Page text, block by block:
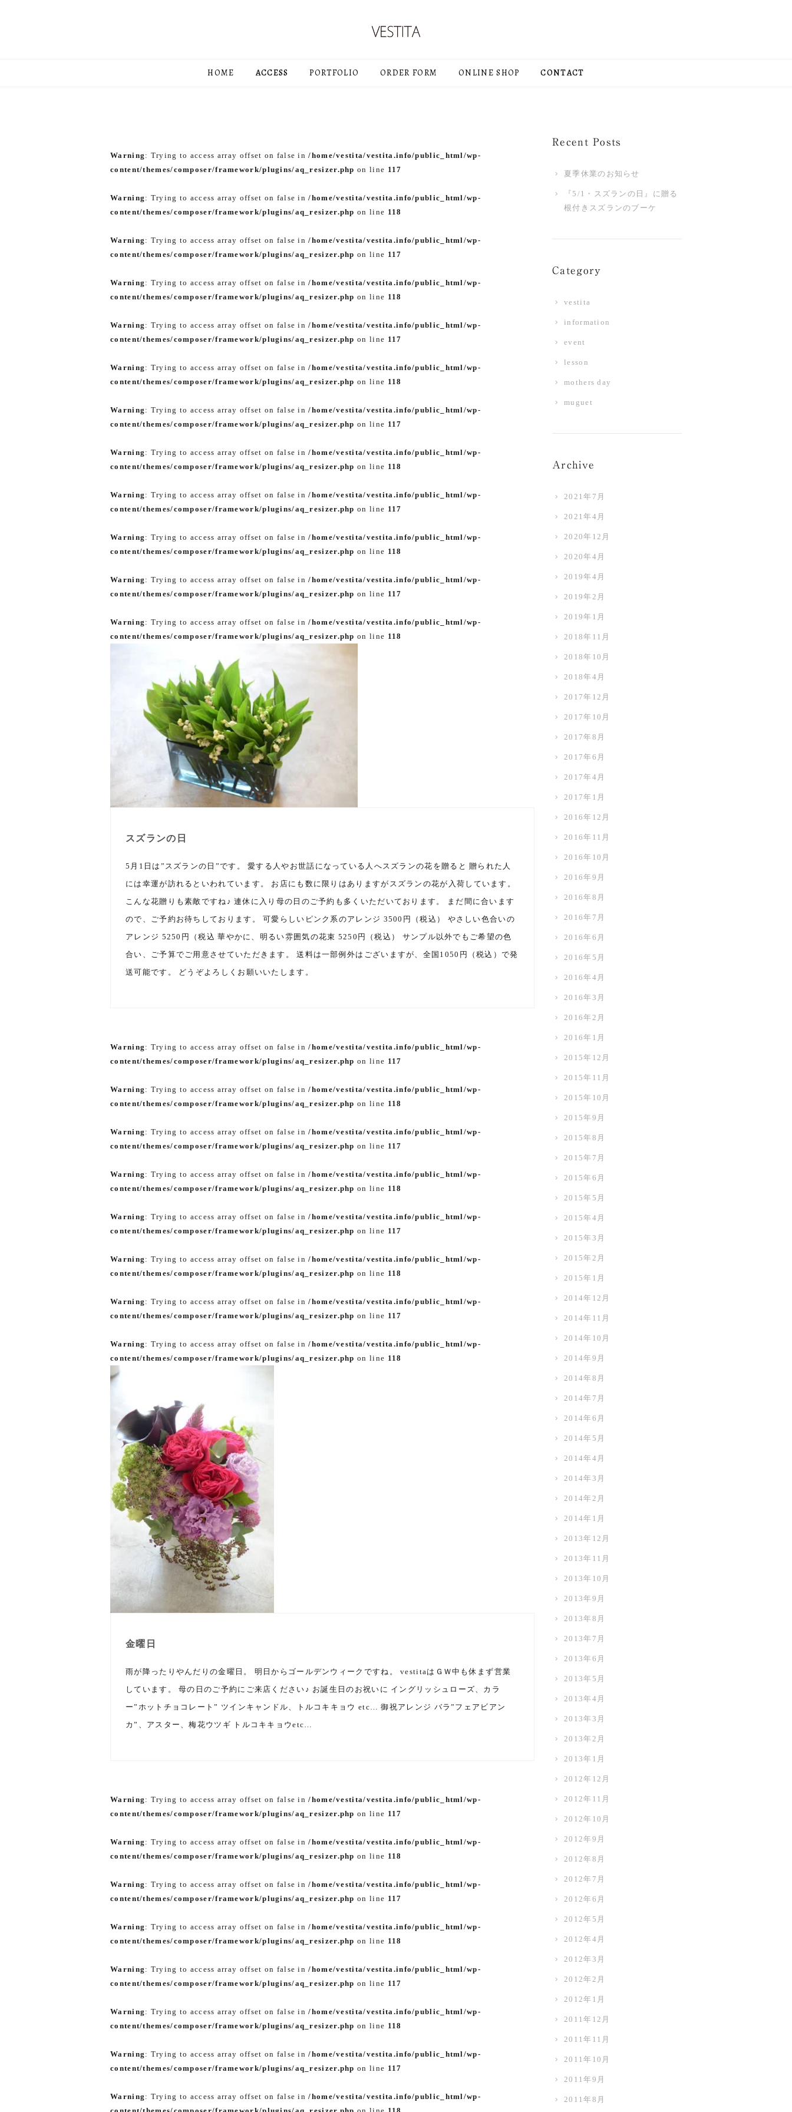
HOME ACCESS PORTFOLIO ORDER FORM ONLINE SHOP CONTACT
Warning : Trying to access array offset on false in/home/vestita/vestita.info/public_html/wp-
content/themes/composer/framework/plugins/aq_resizer.php on line 117
Warning : Trying to access array offset on false in/home/vestita/vestita.info/public_html/wp-
content/themes/composer/framework/plugins/aq_resizer.php on line 118
Warning : Trying to access array offset on false in/home/vestita/vestita.info/public_html/wp-
content/themes/composer/framework/plugins/aq_resizer.php on line 117
Warning : Trying to access array offset on false in/home/vestita/vestita.info/public_html/wp-
content/themes/composer/framework/plugins/aq_resizer.php on line 118
Warning : Trying to access array offset on false in/home/vestita/vestita.info/public_html/wp-
content/themes/composer/framework/plugins/aq_resizer.php on line 117
Warning : Trying to access array offset on false in/home/vestita/vestita.info/public_html/wp-
content/themes/composer/framework/plugins/aq_resizer.php on line 118
Warning : Trying to access array offset on false in/home/vestita/vestita.info/public_html/wp-
content/themes/composer/framework/plugins/aq_resizer.php on line 117
Warning : Trying to access array offset on false in/home/vestita/vestita.info/public_html/wp-
content/themes/composer/framework/plugins/aq_resizer.php on line 118
Warning : Trying to access array offset on false in/home/vestita/vestita.info/public_html/wp-
content/themes/composer/framework/plugins/aq_resizer.php on line 117
Warning : Trying to access array offset on false in/home/vestita/vestita.info/public_html/wp-
content/themes/composer/framework/plugins/aq_resizer.php on line 118
Warning : Trying to access array offset on false in/home/vestita/vestita.info/public_html/wp-
content/themes/composer/framework/plugins/aq_resizer.php on line 117
Warning : Trying to access array offset on false in/home/vestita/vestita.info/public_html/wp-
content/themes/composer/framework/plugins/aq_resizer.php on line 118
スズランの日
5月1日は”スズランの日”です。 愛する人やお世話になっている人へスズランの花を贈ると 贈られた人
には幸運が訪れるといわれています。 お店にも数に限りはありますがスズランの花が入荷しています。
こんな花贈りも素敵ですね♪ 連休に入り母の日のご予約も多くいただいております。 まだ間に合います
ので、ご予約お待ちしております。 可愛らしいピンク系のアレンジ 3500円（税込） やさしい色合いの
アレンジ 5250円（税込 華やかに、明るい雰囲気の花束 5250円（税込） サンプル以外でもご希望の色
合い、ご予算でご用意させていただきます。 送料は一部例外はございますが、全国1050円（税込）で発
送可能です。 どうぞよろしくお願いいたします。
Warning : Trying to access array offset on false in/home/vestita/vestita.info/public_html/wp-
content/themes/composer/framework/plugins/aq_resizer.php on line 117
Warning : Trying to access array offset on false in/home/vestita/vestita.info/public_html/wp-
content/themes/composer/framework/plugins/aq_resizer.php on line 118
Warning : Trying to access array offset on false in/home/vestita/vestita.info/public_html/wp-
content/themes/composer/framework/plugins/aq_resizer.php on line 117
Warning : Trying to access array offset on false in/home/vestita/vestita.info/public_html/wp-
content/themes/composer/framework/plugins/aq_resizer.php on line 118
Warning : Trying to access array offset on false in/home/vestita/vestita.info/public_html/wp-
content/themes/composer/framework/plugins/aq_resizer.php on line 117
Warning : Trying to access array offset on false in/home/vestita/vestita.info/public_html/wp-
content/themes/composer/framework/plugins/aq_resizer.php on line 118
Warning : Trying to access array offset on false in/home/vestita/vestita.info/public_html/wp-
content/themes/composer/framework/plugins/aq_resizer.php on line 117
Warning : Trying to access array offset on false in/home/vestita/vestita.info/public_html/wp-
content/themes/composer/framework/plugins/aq_resizer.php on line 118
金曜日
雨が降ったりやんだりの金曜日。 明日からゴールデンウィークですね。 vestitaはＧＷ中も休まず営業
しています。 母の日のご予約にご来店ください♪ お誕生日のお祝いに イングリッシュローズ、カラ
ー”ホットチョコレート” ツインキャンドル、トルコキキョウ etc… 御祝アレンジ バラ”フェアビアン
カ”、アスター、梅花ウツギ トルコキキョウetc…
Warning : Trying to access array offset on false in/home/vestita/vestita.info/public_html/wp-
content/themes/composer/framework/plugins/aq_resizer.php on line 117
Warning : Trying to access array offset on false in/home/vestita/vestita.info/public_html/wp-
content/themes/composer/framework/plugins/aq_resizer.php on line 118
Warning : Trying to access array offset on false in/home/vestita/vestita.info/public_html/wp-
content/themes/composer/framework/plugins/aq_resizer.php on line 117
Warning : Trying to access array offset on false in/home/vestita/vestita.info/public_html/wp-
content/themes/composer/framework/plugins/aq_resizer.php on line 118
Warning : Trying to access array offset on false in/home/vestita/vestita.info/public_html/wp-
content/themes/composer/framework/plugins/aq_resizer.php on line 117
Warning : Trying to access array offset on false in/home/vestita/vestita.info/public_html/wp-
content/themes/composer/framework/plugins/aq_resizer.php on line 118
Warning : Trying to access array offset on false in/home/vestita/vestita.info/public_html/wp-
content/themes/composer/framework/plugins/aq_resizer.php on line 117
Warning : Trying to access array offset on false in/home/vestita/vestita.info/public_html/wp-
Recent Posts
夏季休業のお知らせ
『5/1・スズランの日』に贈る
根付きスズランのブーケ
Category
vestita
information
event
lesson
mothers day
muguet
Archive
2021年7月
2021年4月
2020年12月
2020年4月
2019年4月
2019年2月
2019年1月
2018年11月
2018年10月
2018年4月
2017年12月
2017年10月
2017年8月
2017年6月
2017年4月
2017年1月
2016年12月
2016年11月
2016年10月
2016年9月
2016年8月
2016年7月
2016年6月
2016年5月
2016年4月
2016年3月
2016年2月
2016年1月
2015年12月
2015年11月
2015年10月
2015年9月
2015年8月
2015年7月
2015年6月
2015年5月
2015年4月
2015年3月
2015年2月
2015年1月
2014年12月
2014年11月
2014年10月
2014年9月
2014年8月
2014年7月
2014年6月
2014年5月
2014年4月
2014年3月
2014年2月
2014年1月
2013年12月
2013年11月
2013年10月
2013年9月
2013年8月
2013年7月
2013年6月
2013年5月
2013年4月
2013年3月
2013年2月
2013年1月
2012年12月
2012年11月
2012年10月
2012年9月
2012年8月
2012年7月
2012年6月
2012年5月
2012年4月
2012年3月
2012年2月
2012年1月
2011年12月
2011年11月
2011年10月
2011年9月
2011年8月